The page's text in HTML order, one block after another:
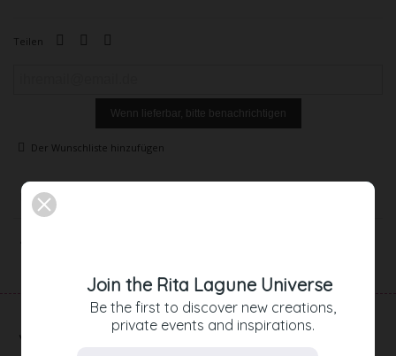
Teilen
Wenn lieferbar, bitte benachrichtigen
Der Wunschliste hinzufügen
Beschreibung
Artikeldetails
RELATED
Join the Rita Lagune Universe
Be the first to discover new creations,
private events and inspirations.